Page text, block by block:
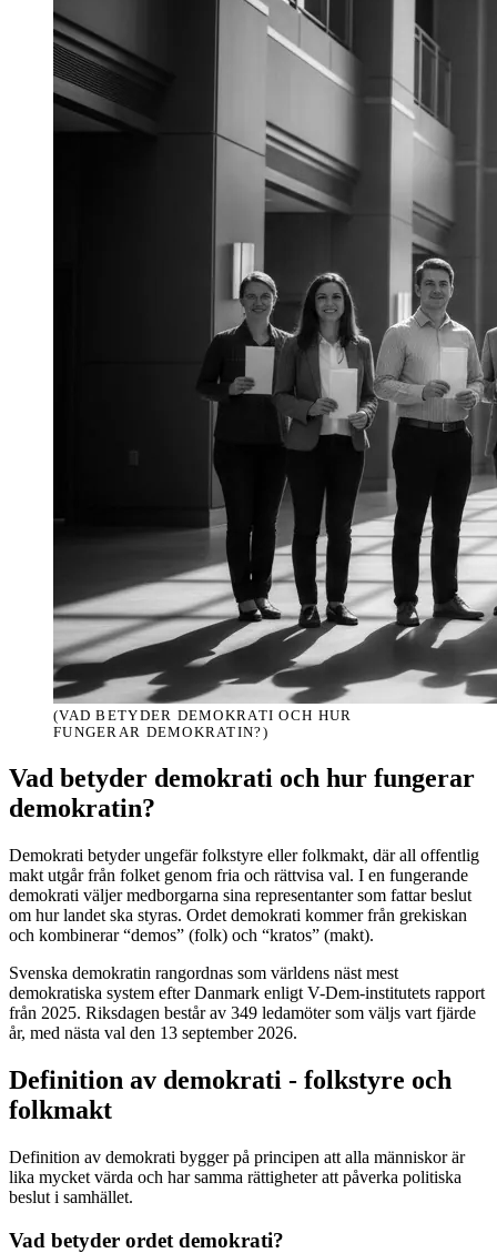
(VAD BETYDER DEMOKRATI OCH HUR
FUNGERAR DEMOKRATIN?)
Vad betyder demokrati och hur fungerar
demokratin?
Demokrati betyder ungefär folkstyre eller folkmakt, där all offentlig
makt utgår från folket genom fria och rättvisa val. I en fungerande
demokrati väljer medborgarna sina representanter som fattar beslut
om hur landet ska styras. Ordet demokrati kommer från grekiskan
och kombinerar “demos” (folk) och “kratos” (makt).
Svenska demokratin rangordnas som världens näst mest
demokratiska system efter Danmark enligt V-Dem-institutets rapport
från 2025. Riksdagen består av 349 ledamöter som väljs vart fjärde
år, med nästa val den 13 september 2026.
Definition av demokrati - folkstyre och
folkmakt
Definition av demokrati bygger på principen att alla människor är
lika mycket värda och har samma rättigheter att påverka politiska
beslut i samhället.
Vad betyder ordet demokrati?